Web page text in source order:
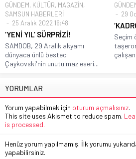
GÜNDEM, KÜLTÜR, MAGAZİN,
SAMSUN HABERLERİ
25 Aralık 2022 16:48
‘YENİ YIL’ SÜRPRİZİ!
SAMDOB, 29 Aralık akyamı
dünyaca ünlü besteci
Çaykovski'nin unutulmaz eseri...
29
Seçim
YORUMLAR
Yorum yapabilmek için oturum açmalısınız.
This site uses Akismet to reduce spam.
is processed.
Henüz yorum yapılmamış. İlk yorumu
yapabilirsiniz.